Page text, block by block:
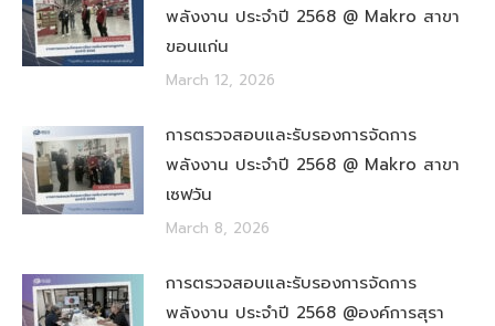
พลังงาน ประจำปี 2568 @ Makro สาขา
ขอนแก่น
March 12, 2026
การตรวจสอบและรับรองการจัดการ
พลังงาน ประจำปี 2568 @ Makro สาขา
เซฟวัน
March 8, 2026
การตรวจสอบและรับรองการจัดการ
พลังงาน ประจำปี 2568 @องค์การสุรา